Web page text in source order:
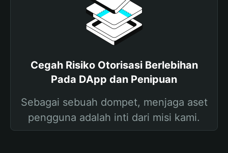
Cegah Risiko Otorisasi Berlebihan
Pada DApp dan Penipuan
Sebagai sebuah dompet, menjaga aset
pengguna adalah inti dari misi kami.